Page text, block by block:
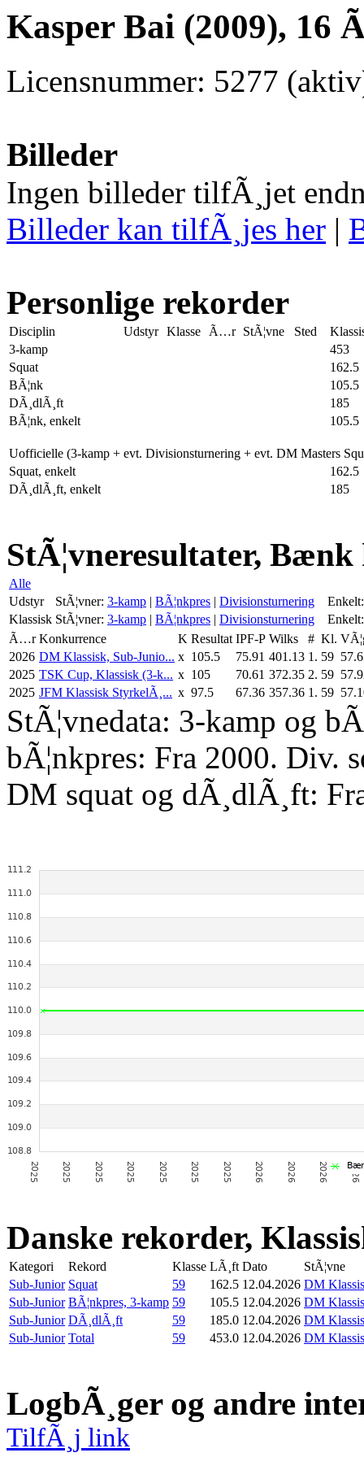
Kasper Bai (2009), 16
Licensnummer: 5277
Billeder
Ingen billeder tilfÃ¸jet
Billeder kan tilfÃ¸jes her |
Personlige rekorder
Disciplin Udstyr Klasse Ã…r StÃ¦vne Sted
3-kamp
453
Squat
162.5
BÃ¦nk
105.5
DÃ¸dlÃ¸ft
185
BÃ¦nk, enkelt
105.5
Uofficielle (3-kamp + evt. Divisionsturnering + evt. DM Masters
Squat, enkelt
162.5
DÃ¸dlÃ¸ft, enkelt
185
StÃ¦vneresultater, Bænk
Alle
Udstyr
StÃ¦vner: 3-kamp | BÃ¦nkpres | Divisionsturnering
Enkelt:
Klassisk StÃ¦vner: 3-kamp | BÃ¦nkpres | Divisionsturnering
Enkelt:
Ã…r Konkurrence K Resultat IPF-P Wilks # Kl.
2026 DM Klassisk, Sub-Junio... x 105.5 75.91 401.13 1. 59
2025 TSK Cup, Klassisk (3-k... x 105 70.61 372.35 2. 59
2025 JFM Klassisk StyrkelÃ¸... x 97.5 67.36 357.36 1. 59
StÃ¦vnedata: 3-kamp og
bÃ¦nkpres: Fra 2000. Div.
DM squat og dÃ¸dlÃ¸ft:
Danske rekorder,
Kategori Rekord Klasse LÃ¸ft Dato
StÃ¦vne
Sub-Junior Squat 59 162.5 12.04.2026 DM
Sub-Junior BÃ¦nkpres, 3-kamp 59 105.5 12.04.2026 DM
Sub-Junior DÃ¸dlÃ¸ft 59 185.0 12.04.2026 DM
Sub-Junior Total 59 453.0 12.04.2026 DM
LogbÃ¸ger og andre
TilfÃ¸j link